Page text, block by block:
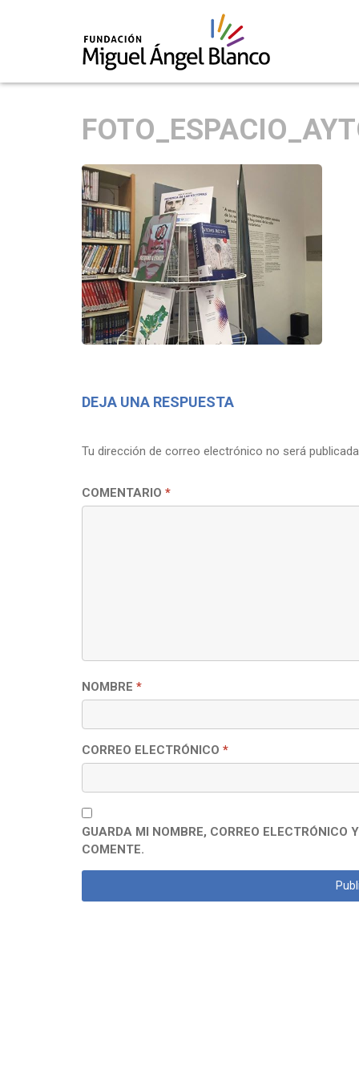
DEJA UNA RESPUESTA
Tu dirección de correo electrónico no será publicada.
COMENTARIO *
NOMBRE *
CORREO ELECTRÓNICO *
GUARDA MI NOMBRE, CORREO ELECTRÓNICO
COMENTE.